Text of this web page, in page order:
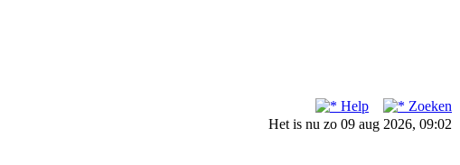
Help
Zoeken
Het is nu zo 09 aug 2026, 09:02